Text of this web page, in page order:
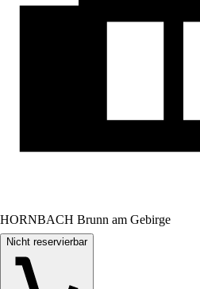
HORNBACH Brunn am Gebirge
Nicht reservierbar